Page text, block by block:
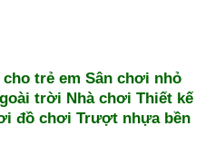
trẻ em Sân chơi nhỏ
trời Nhà chơi Thiết kế
đồ chơi Trượt nhựa bền